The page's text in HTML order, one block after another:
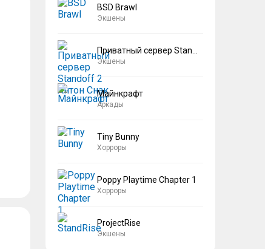
BSD Brawl
Экшены
Экшены
Майнкрафт
Аркады
Tiny Bunny
Хорроры
Poppy Playtime Chapter 1
Хорроры
ProjectRise
Экшены